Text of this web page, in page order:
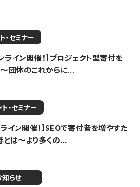
・セミナー
ライン開催！】プロジェクト型寄付を
団体のこれからに...
・セミナー
イン開催！】SEOで寄付者を増やすた
は～より多くの...
知らせ